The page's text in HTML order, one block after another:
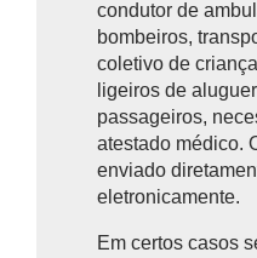
condutor de
bombeiros,
coletivo de
ligeiros de
passageiros,
atestado médico.
enviado
eletronicamente.
Em certos casos